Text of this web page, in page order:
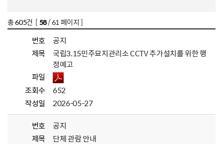
총605건 [58/ 61 페이지 ]
번호
공지
제목
국립3.15민주묘지관리소 CCTV 추가설치를 위한 행
정예고
파일
조회수
652
작성일
2026-05-27
번호
공지
제목
단체 관람 안내